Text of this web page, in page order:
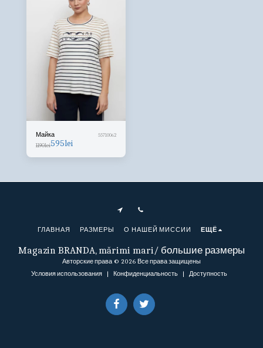
Майка 55710062
1190lei595lei
Magazin BRANDA, mărimi mari/ большие размеры
Авторские права © 2026 Все права защищены
Условия использования | Конфиденциальность | Доступность
ГЛАВНАЯ РАЗМЕРЫ О НАШЕЙ МИССИИ ЕЩЁ